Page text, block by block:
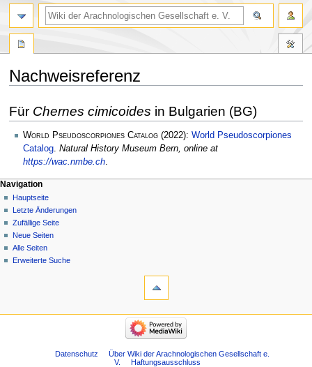
Nachweisreferenz
Navigation
springen
Suche
springen
Für Chernes cimicoides in Bulgarien (BG)
World Pseudoscorpiones Catalog (2022): World Pseudoscorpiones
Catalog. Natural History Museum Bern, online at
https://wac.nmbe.ch.
Navigation
Hauptseite
Letzte Änderungen
Zufällige Seite
Neue Seiten
Alle Seiten
Erweiterte Suche
Datenschutz
Über Wiki der Arachnologischen Gesellschaft e.
V.
Haftungsausschluss